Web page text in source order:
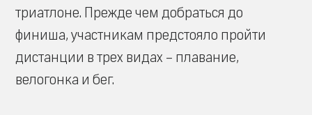
триатлоне. Прежде чем добраться до
финиша, участникам предстояло пройти
дистанции в трех видах – плавание,
велогонка и бег.